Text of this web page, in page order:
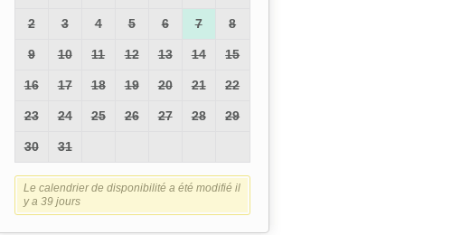
2 3 4 5 6 7 8
9 10 11 12 13 14 15
16 17 18 19 20 21 22
23 24 25 26 27 28 29
30 31
Le calendrier de disponibilité a été modifié il
y a 39 jours